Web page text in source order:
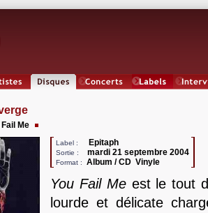
Fail Me
Label : Epitaph
Sortie : mardi 21 septembre 2004
Format : Album / CD Vinyle
You Fail Meest le tout
lourde et délicate